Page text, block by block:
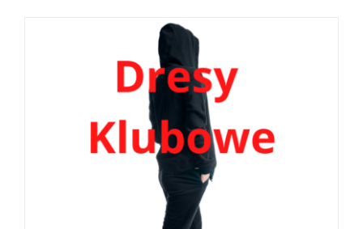
WYBIERZ OPCJE
TEN
PRODUKT
MA
/ SZCZEGÓŁY